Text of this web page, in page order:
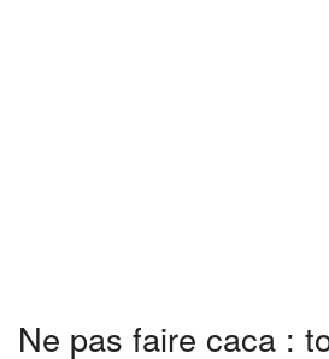
Ne pas faire caca :